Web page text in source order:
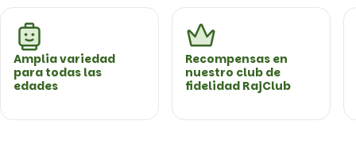
Amplia variedad
para todas las
edades
Recompensas en
nuestro club de
fidelidad RajClub